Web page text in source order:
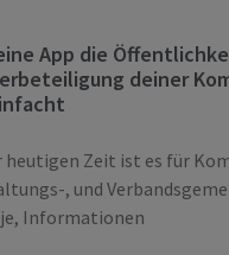
App die
deiner
heutigen Zeit ist es für
, und
Informationen